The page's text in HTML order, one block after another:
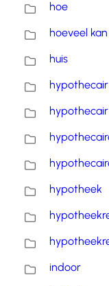
hoe
hoeveel
huis
hypothecair
hypotheek
indoor